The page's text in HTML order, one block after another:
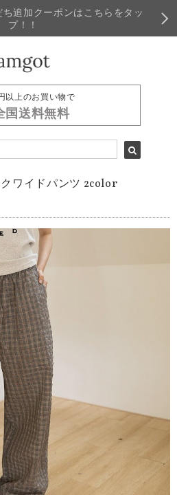
追加クーポンはこちらをタッ
プ！！
以上のお買い物で
国送料無料
ワイドパンツ 2color